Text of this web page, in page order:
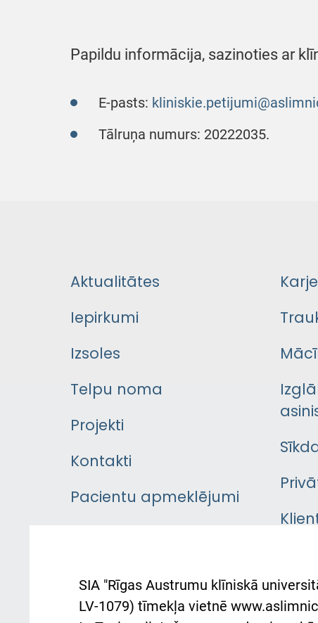
Papildu informācija, sazinoties ar
E-pasts:
Tālruņa numurs: 20222035.
Aktualitātes
Iepirkumi
Izsoles
Telpu noma
Projekti
Kontakti
Pacientu apmeklējumi
Pacienta
atsauksmju/sūdzību
SIA "Rīgas Austrumu klīniskā
LV-1079) tīmekļa vietnē